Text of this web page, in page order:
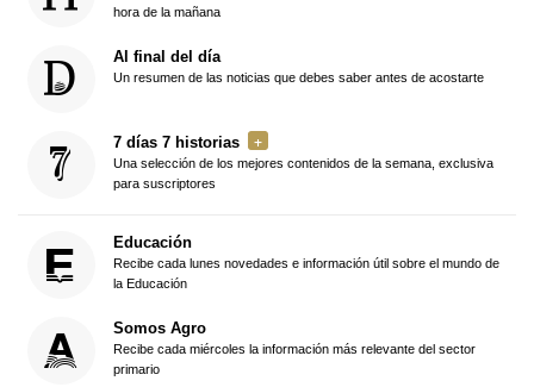
hora de la mañana
Al final del día
Un resumen de las noticias que debes saber antes de acostarte
7 días 7 historias
Una selección de los mejores contenidos de la semana, exclusiva
para suscriptores
Educación
Recibe cada lunes novedades e información útil sobre el mundo de
la Educación
Somos Agro
Recibe cada miércoles la información más relevante del sector
primario